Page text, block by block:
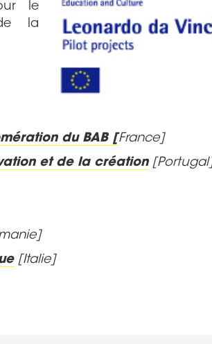
le
la
du BAB [France]
et de la création
[Italie]